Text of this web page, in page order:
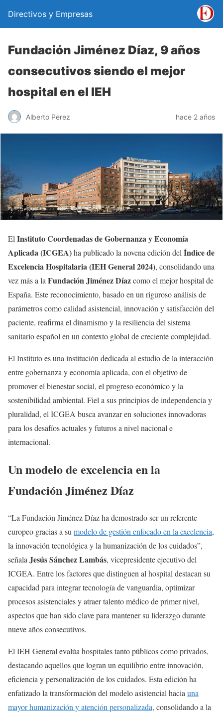
Directivos y Empresas
Fundación Jiménez Díaz, 9 años
consecutivos siendo el mejor
hospital en el IEH
Alberto Perez hace 2 años
El Instituto Coordenadas de Gobernanza y Economía
Aplicada (ICGEA)ha publicado la novena edición del Índice de
Excelencia Hospitalaria (IEH General 2024), consolidando una
vez más a la Fundación Jiménez Díazcomo el mejor hospital de
España. Este reconocimiento, basado en un riguroso análisis de
parámetros como calidad asistencial, innovación y satisfacción del
paciente, reafirma el dinamismo y la resiliencia del sistema
sanitario español en un contexto global de creciente complejidad.
El Instituto es una institución dedicada al estudio de la interacción
entre gobernanza y economía aplicada, con el objetivo de
promover el bienestar social, el progreso económico y la
sostenibilidad ambiental. Fiel a sus principios de independencia y
pluralidad, el ICGEA busca avanzar en soluciones innovadoras
para los desafíos actuales y futuros a nivel nacional e
internacional.
Un modelo de excelencia en la
Fundación Jiménez Díaz
“La Fundación Jiménez Díaz ha demostrado ser un referente
europeo gracias a su modelo de gestión enfocado en la excelencia,
la innovación tecnológica y la humanización de los cuidados”,
señala Jesús Sánchez Lambás, vicepresidente ejecutivo del
ICGEA. Entre los factores que distinguen al hospital destacan su
capacidad para integrar tecnología de vanguardia, optimizar
procesos asistenciales y atraer talento médico de primer nivel,
aspectos que han sido clave para mantener su liderazgo durante
nueve años consecutivos.
El IEH General evalúa hospitales tanto públicos como privados,
destacando aquellos que logran un equilibrio entre innovación,
eficiencia y personalización de los cuidados. Esta edición ha
enfatizado la transformación del modelo asistencial hacia una
mayor humanización y atención personalizada, consolidando a la